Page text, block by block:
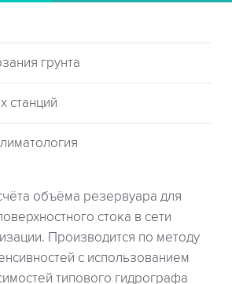
грунта
станций
объёма резервуара для
стока в сети
Производится по методу
с использованием
типового гидрографа